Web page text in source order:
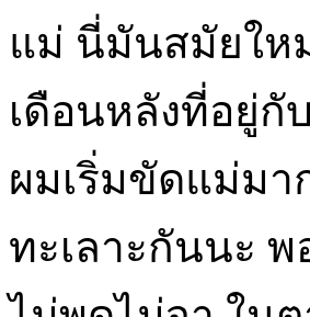
แม่ นี่มันสมัยให
เดือนหลังที่อยู่กั
ผมเริ่มขัดแม่มา
ทะเลาะกันนะ